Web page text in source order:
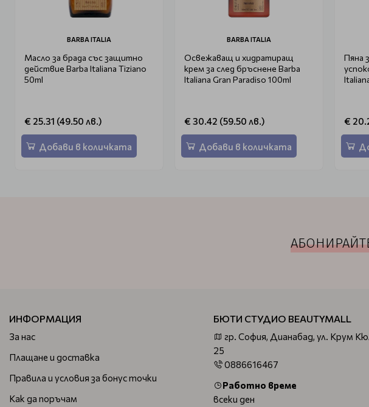
BARBA ITALIA
Масло за брада със защитно
действие Barba Italiana Tiziano
50ml
€ 25.31 (49.50 лв.)
Добави в количката
BARBA ITALIA
Освежаващ и хидратиращ
крем за след бръснене Barba
Italiana Gran Paradiso 100ml
€ 30.42 (59.50 лв.)
Добави в количката
Пяна
€
ИНФОРМАЦИЯ
За нас
Плащане и доставка
Правила и условия за бонус точки
Как да поръчам
БЮТИ СТУДИО BEAUTYMALL
гр. София, Дианабад, ул. Крум
25
0886616467
Работно време
всеки ден